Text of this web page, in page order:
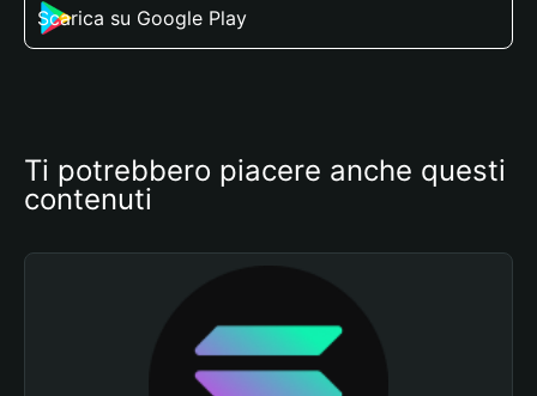
Scarica su Google Play
Ti potrebbero piacere anche questi
contenuti